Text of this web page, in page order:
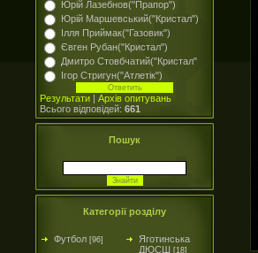
Юрій Лазебнов("Прапор")
Юрій Маршевський("Кристал")
Ілля Приймак("Газовик")
Євген Рубан("Кристал")
Дмитро Стовбчатий("Кристал"
Ігор Стригун("Атлетік")
Результати | Архів опитувань
Всього відповідей: 661
Пошук
Категорії розділу
Футбол [96]
Яготинська
ДЮСШ [18]